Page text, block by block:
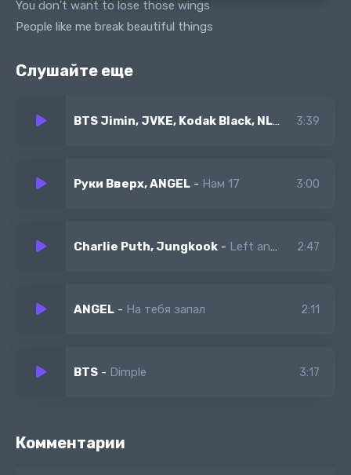
You don't want to lose those wings
People like me break beautiful things
Слушайте еще
BTS Jimin, JVKE, Kodak Black, NLE Choppa, Muni Long 3:39
Руки Вверх, ANGEL - Нам 17 3:00
Charlie Puth, Jungkook - Left and Right 2:47
ANGEL - На тебя запал 2:11
BTS - Dimple 3:17
Комментарии